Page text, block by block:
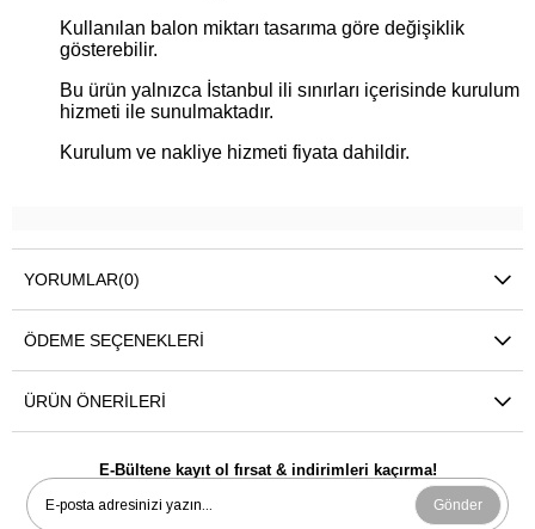
Kullanılan balon miktarı tasarıma göre değişiklik
gösterebilir.
Bu ürün yalnızca İstanbul ili sınırları içerisinde kurulum
hizmeti ile sunulmaktadır.
Kurulum ve nakliye hizmeti fiyata dahildir.
YORUMLAR(0)
ÖDEME SEÇENEKLERI
ÜRÜN ÖNERILERI
E-Bültene kayıt ol fırsat & indirimleri kaçırma!
Gönder